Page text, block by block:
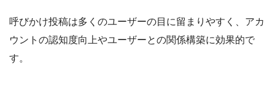
呼びかけ投稿は多くのユーザーの目に留まりやすく、アカ
ウントの認知度向上やユーザーとの関係構築に効果的で
す。